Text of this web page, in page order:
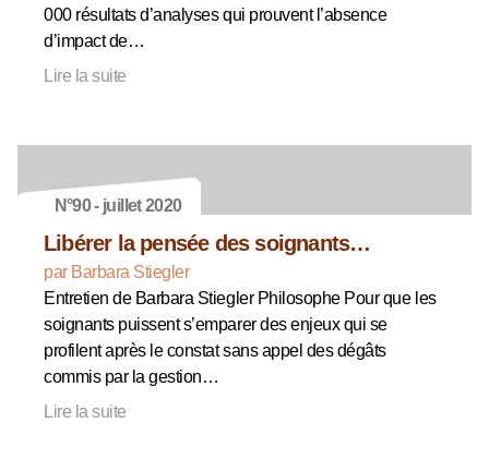
000 résultats d’analyses qui prouvent l’absence
d’impact de…
Lire la suite
N°90 - juillet 2020
Libérer la pensée des soignants…
par Barbara Stiegler
Entretien de Barbara Stiegler Philosophe Pour que les
soignants puissent s’emparer des enjeux qui se
profilent après le constat sans appel des dégâts
commis par la gestion…
Lire la suite